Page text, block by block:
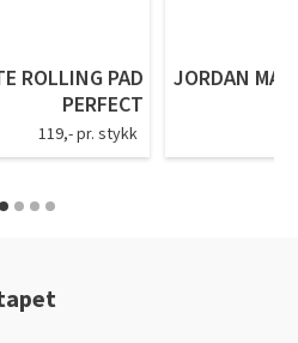
ROLLING PAD
PERFECT
119,- pr. stykk
JORDAN